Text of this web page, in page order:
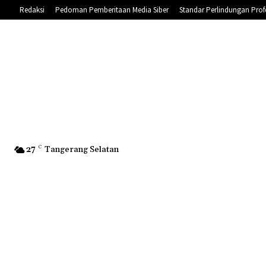
Redaksi Pedoman Pemberitaan Media Siber Standar Perlindungan
27 C Tangerang Selatan